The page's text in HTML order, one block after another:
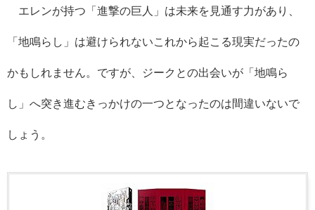
エレンが持つ「進撃の巨人」は未来を見通す力があり、
「地鳴らし」は避けられないこれから起こる現実だったの
かもしれません。ですが、ジークとの出会いが「地鳴ら
し」へ突き進むきっかけの一つとなったのは間違いないで
しょう。